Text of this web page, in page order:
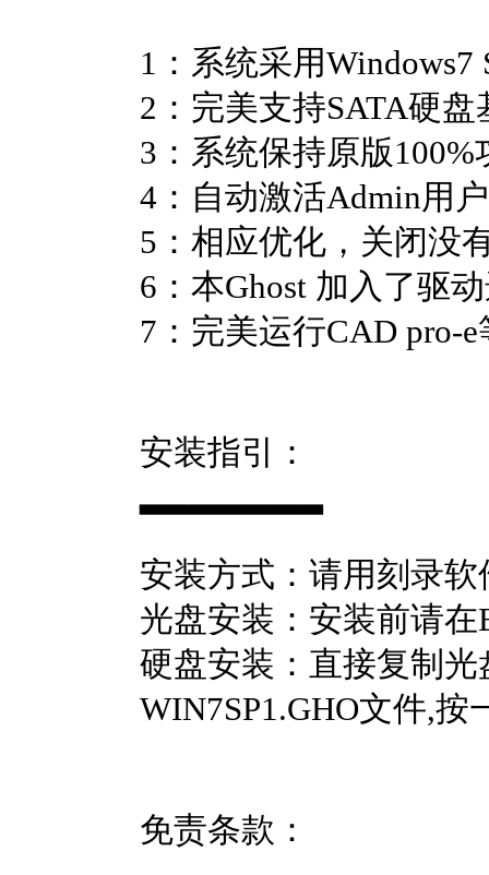
1：系统采用
2：完美支持SATA硬
3：系统保持原版100%
4：自动激活Admin用
5：相应优化，关闭没
6：本Ghost 加入了驱
7：完美运行CAD pro-
安装指引：
▂▂▂▂▂▂▂
安装方式：请用刻录
光盘安装：安装前请
硬盘安装：直接复制光
WIN7SP1.GHO文件,
免责条款：